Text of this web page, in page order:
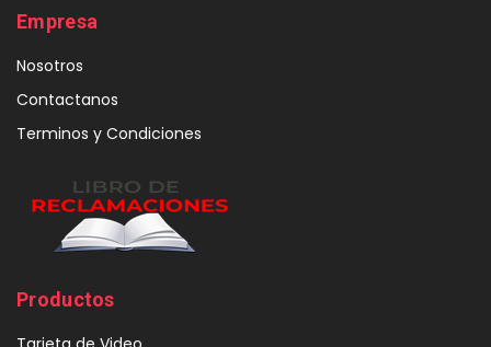
Empresa
Nosotros
Contactanos
Terminos y Condiciones
Productos